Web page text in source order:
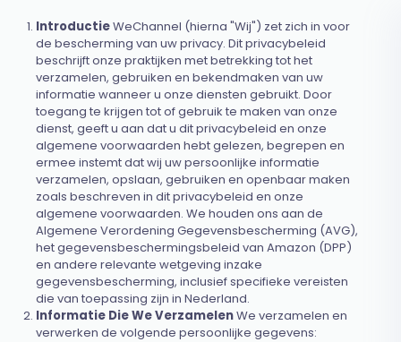
IntroductieWeChannel (hierna "Wij") zet zich in voor
de bescherming van uw privacy. Dit privacybeleid
beschrijft onze praktijken met betrekking tot het
verzamelen, gebruiken en bekendmaken van uw
informatie wanneer u onze diensten gebruikt. Door
toegang te krijgen tot of gebruik te maken van onze
dienst, geeft u aan dat u dit privacybeleid en onze
algemene voorwaarden hebt gelezen, begrepen en
ermee instemt dat wij uw persoonlijke informatie
verzamelen, opslaan, gebruiken en openbaar maken
zoals beschreven in dit privacybeleid en onze
algemene voorwaarden. We houden ons aan de
Algemene Verordening Gegevensbescherming (AVG),
het gegevensbeschermingsbeleid van Amazon (DPP)
en andere relevante wetgeving inzake
gegevensbescherming, inclusief specifieke vereisten
die van toepassing zijn in Nederland.
Informatie Die We VerzamelenWe verzamelen en
verwerken de volgende persoonlijke gegevens: